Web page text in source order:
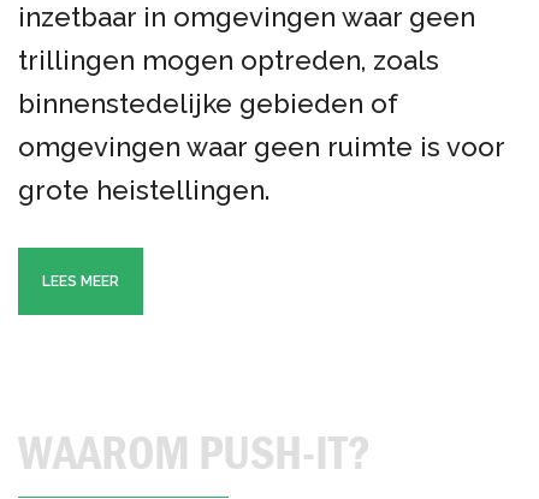
inzetbaar in omgevingen waar geen
trillingen mogen optreden, zoals
binnenstedelijke gebieden of
omgevingen waar geen ruimte is voor
grote heistellingen.
LEES MEER
WAAROM PUSH-IT?